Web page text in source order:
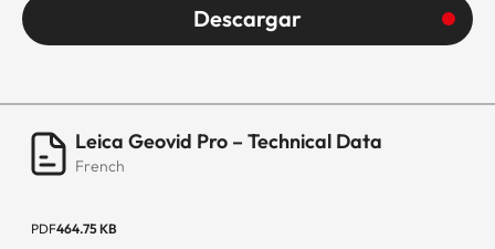
Descargar
Leica Geovid Pro – Technical Data
French
PDF464.75 KB